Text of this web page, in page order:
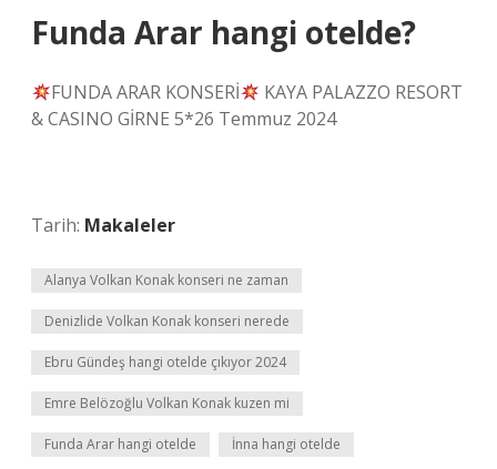
Funda Arar hangi otelde?
FUNDA ARAR KONSERİ
KAYA PALAZZO RESORT
& CASINO GİRNE 5*26 Temmuz 2024
Tarih: Makaleler
Alanya Volkan Konak konseri ne zaman
Denizlide Volkan Konak konseri nerede
Ebru Gündeş hangi otelde çıkıyor 2024
Emre Belözoğlu Volkan Konak kuzen mi
Funda Arar hangi otelde İnna hangi otelde